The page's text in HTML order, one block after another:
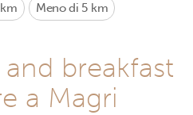
Meno di 5 km
breakfast
a Magri